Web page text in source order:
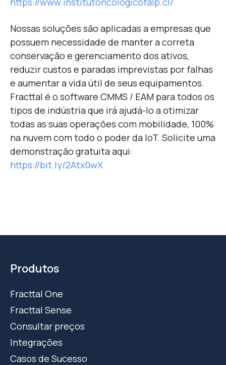
Nossas soluções são aplicadas a empresas que
possuem necessidade de manter a correta
conservação e gerenciamento dos ativos,
reduzir custos e paradas imprevistas por falhas
e aumentar a vida útil de seus equipamentos.
Fracttal é o software CMMS / EAM para todos os
tipos de indústria que irá ajudá-lo a otimizar
todas as suas operações com mobilidade, 100%
na nuvem com todo o poder da IoT. Solicite uma
demonstração gratuita aqui:
https://bit.ly/2Atx0wX
Produtos
Fracttal One
Fracttal Sense
Consultar preços
Integrações
Casos de Sucesso